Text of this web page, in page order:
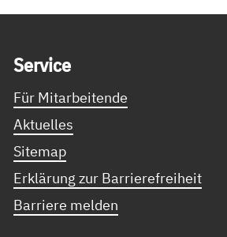
Ser­vice
Für Mitarbeitende
Aktuelles
Sitemap
Erklärung zur Barrierefreiheit
Barriere melden